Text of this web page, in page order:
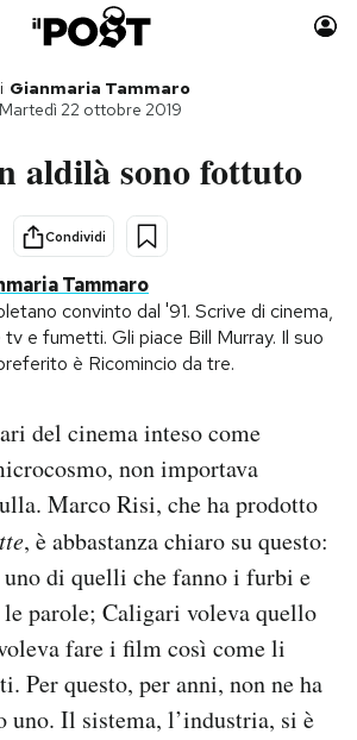
Auto
Libri
Storie/Idee
Ok Boomer!
Media
Altrecose
Mondiali calcio 2026
Gianmaria Tammaro
Martedì 22 ottobre 2019
aldilà sono fottuto
Condividi
Tammaro
convinto dal '91. Scrive di cinema,
tv e fumetti. Gli piace Bill Murray. Il suo
è Ricomincio da tre.
del cinema inteso come
non importava
Marco Risi, che ha prodotto
, è abbastanza chiaro su questo:
di quelli che fanno i furbi e
le parole; Caligari voleva quello
fare i film così come li
Per questo, per anni, non ne ha
uno. Il sistema, l’industria, si è